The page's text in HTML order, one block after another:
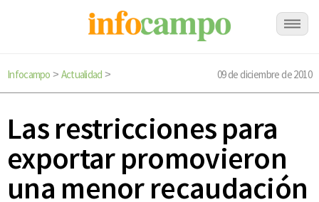
Infocampo > Actualidad > 09 de diciembre de 2010
Las restricciones para
exportar promovieron
una menor recaudación